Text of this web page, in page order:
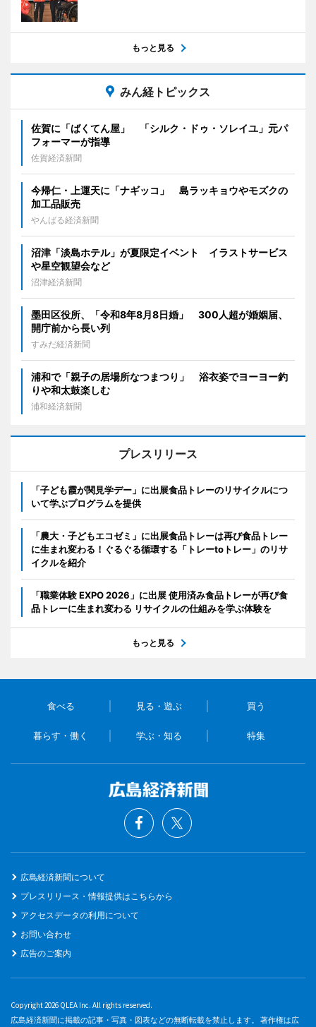
もっと見る
みん経トピックス
佐賀に「ばくてん屋」 「シルク・ドゥ・ソレイユ」元パ
フォーマーが指導
佐賀経済新聞
今帰仁・上運天に「ナギッコ」 島ラッキョウやモズクの
加工品販売
やんばる経済新聞
沼津「淡島ホテル」が夏限定イベント イラストサービス
や星空観望会など
沼津経済新聞
墨田区役所、「令和8年8月8日婚」 300人超が婚姻届、
開庁前から長い列
すみだ経済新聞
浦和で「親子の居場所なつまつり」 浴衣姿でヨーヨー釣
りや和太鼓楽しむ
浦和経済新聞
プレスリリース
「子ども霞が関見学デー」に出展食品トレーのリサイクルにつ
いて学ぶプログラムを提供
「農大・子どもエコゼミ」に出展食品トレーは再び食品トレー
に生まれ変わる！ぐるぐる循環する「トレーtoトレー」のリサ
イクルを紹介
「職業体験 EXPO 2026」に出展 使用済み食品トレーが再び食
品トレーに生まれ変わる リサイクルの仕組みを学ぶ体験を
もっと見る
食べる 見る・遊ぶ 買う
暮らす・働く 学ぶ・知る 特集
広島経済新聞について
プレスリリース・情報提供はこちらから
アクセスデータの利用について
お問い合わせ
広告のご案内
Copyright 2026 QLEA Inc. All rights reserved.
広島経済新聞に掲載の記事・写真・図表などの無断転載を禁止します。 著作権は広